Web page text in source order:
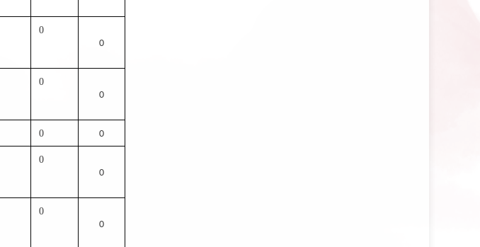
0
0
0
0
0 0
0
0
0
0